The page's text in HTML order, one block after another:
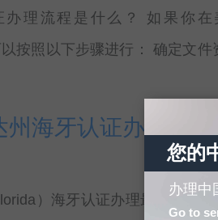
理流程是什么？ 如果你
以按照以下步骤进行： 确定文
海牙认证办理最新
）海牙认证办理最新指南
您的
办理中
Go to